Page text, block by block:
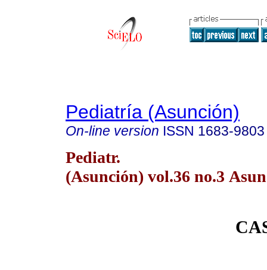
Pediatría (Asunción)
On-line version ISSN 1683-9803
Pediatr.
(Asunción) vol.36 no.3